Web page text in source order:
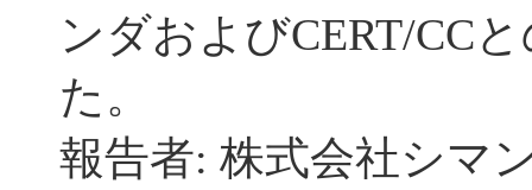
ンダおよびCERT/CC
た。
報告者: 株式会社シマ